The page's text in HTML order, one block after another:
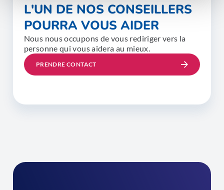
L'UN DE NOS CONSEILLERS
POURRA VOUS AIDER
Nous nous occupons de vous rediriger vers la
personne qui vous aidera au mieux.
PRENDRE CONTACT